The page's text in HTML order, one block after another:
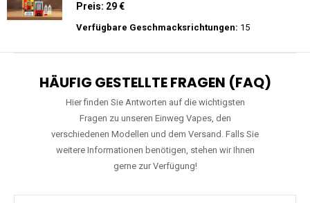
Preis: 29 €
Verfügbare Geschmacksrichtungen: 15
HÄUFIG GESTELLTE FRAGEN (FAQ)
Hier finden Sie Antworten auf die wichtigsten
Fragen zu unseren Einweg Vapes, den
verschiedenen Modellen und dem Versand. Falls Sie
weitere Informationen benötigen, stehen wir Ihnen
gerne zur Verfügung!